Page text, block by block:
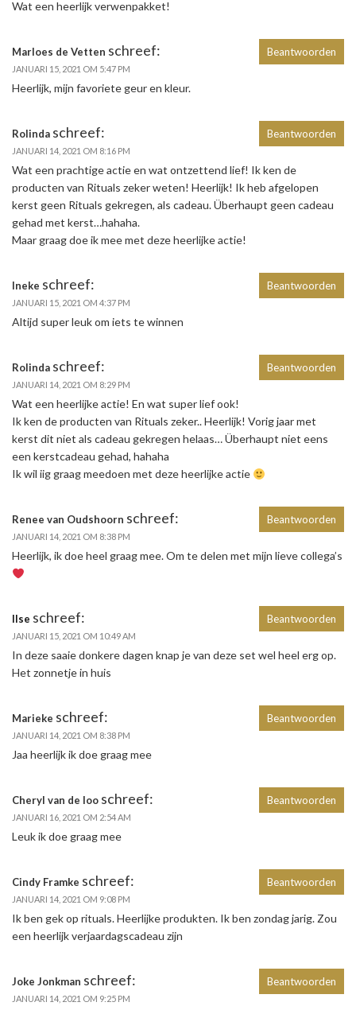
Wat een heerlijk verwenpakket!
Marloes de Vetten schreef:
JANUARI 15, 2021 OM 5:47 PM
Heerlijk, mijn favoriete geur en kleur.
Beantwoorden
Rolinda schreef:
JANUARI 14, 2021 OM 8:16 PM
Wat een prachtige actie en wat ontzettend lief! Ik ken de
producten van Rituals zeker weten! Heerlijk! Ik heb afgelopen
kerst geen Rituals gekregen, als cadeau. Überhaupt geen cadeau
gehad met kerst…hahaha.
Maar graag doe ik mee met deze heerlijke actie!
Beantwoorden
Ineke schreef:
JANUARI 15, 2021 OM 4:37 PM
Altijd super leuk om iets te winnen
Beantwoorden
Rolinda schreef:
JANUARI 14, 2021 OM 8:29 PM
Wat een heerlijke actie! En wat super lief ook!
Ik ken de producten van Rituals zeker.. Heerlijk! Vorig jaar met
kerst dit niet als cadeau gekregen helaas… Überhaupt niet eens
een kerstcadeau gehad, hahaha
Ik wil iig graag meedoen met deze heerlijke actie
Beantwoorden
Renee van Oudshoorn schreef:
JANUARI 14, 2021 OM 8:38 PM
Heerlijk, ik doe heel graag mee. Om te delen met mijn lieve collega’s
Beantwoorden
Ilse schreef:
JANUARI 15, 2021 OM 10:49 AM
In deze saaie donkere dagen knap je van deze set wel heel erg op.
Het zonnetje in huis
Beantwoorden
Marieke schreef:
JANUARI 14, 2021 OM 8:38 PM
Jaa heerlijk ik doe graag mee
Beantwoorden
Cheryl van de loo schreef:
JANUARI 16, 2021 OM 2:54 AM
Leuk ik doe graag mee
Beantwoorden
Cindy Framke schreef:
JANUARI 14, 2021 OM 9:08 PM
Ik ben gek op rituals. Heerlijke produkten. Ik ben zondag jarig. Zou
een heerlijk verjaardagscadeau zijn
Beantwoorden
Joke Jonkman schreef:
JANUARI 14, 2021 OM 9:25 PM
Beantwoorden